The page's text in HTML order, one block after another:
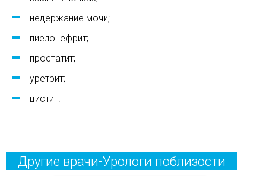
недержание мочи;
пиелонефрит;
простатит;
уретрит;
цистит.
Другие врачи-Урологи поблизости